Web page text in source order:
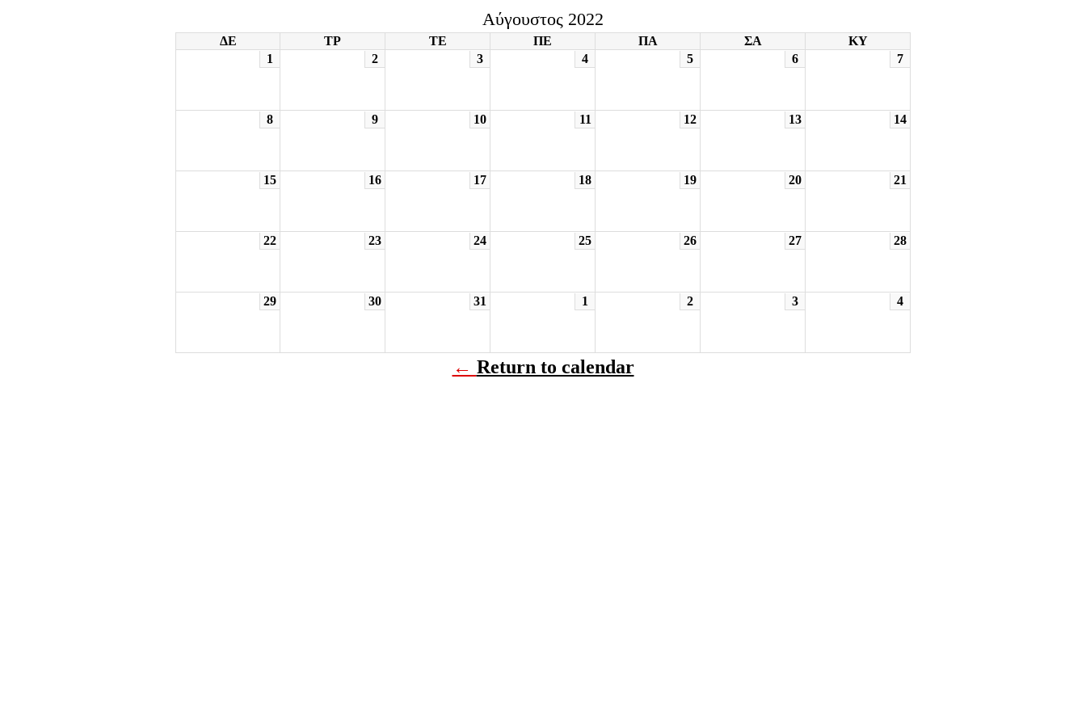
Αύγουστος 2022
ΔΕ ΤΡ ΤΕ ΠΕ ΠΑ ΣΑ
ΚΥ
1
2 3 4 5 6 7
8 9 10 11 12 13 14
15 16 17 18 19 20 21
22 23 24 25 26 27 28
29 30 31 1 2 3 4
← Return to calendar